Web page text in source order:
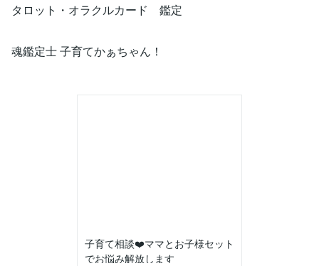
タロット・オラクルカード 鑑定
魂鑑定士 子育てかぁちゃん！
子育て相談❤️ママとお子様セット
でお悩み解放します